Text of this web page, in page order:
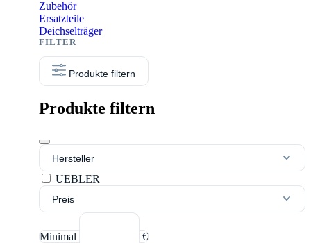
Zubehör
Ersatzteile
Deichselträger
Produkte filtern
Produkte filtern
Hersteller
UEBLER
Preis
Minimal €